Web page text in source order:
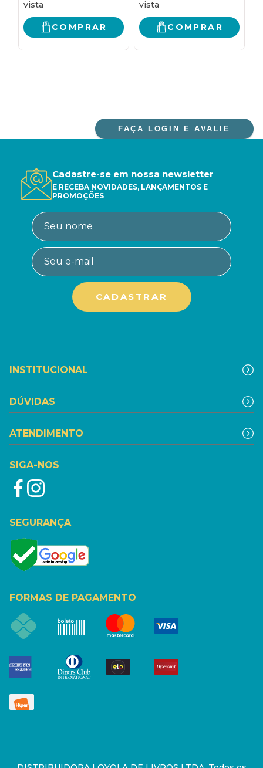
COMPRAR COMPRAR
FAÇA LOGIN E AVALIE
Cadastre-se em nossa newsletter
E RECEBA NOVIDADES, LANÇAMENTOS E
PROMOÇÕES
INSTITUCIONAL
DÚVIDAS
ATENDIMENTO
SIGA-NOS
SEGURANÇA
FORMAS DE PAGAMENTO